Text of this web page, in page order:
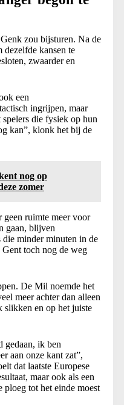
zou bijsturen. Na de
dezelfde kansen te
zwaarder en
een
ingrijpen, maar
die fysiek op hun
kan”, klonk het bij de
nog op
zomer
geen ruimte meer voor
gaan, blijven
die minder minuten in de
toch nog de weg
De Mil noemde het
meer achter dan alleen
slikken en op het juiste
gedaan, ik ben
aan onze kant zat”,
dat laatste Europese
maar ook als een
tot het einde moest